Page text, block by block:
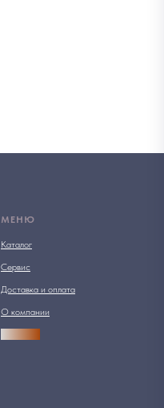
МЕНЮ
Каталог
Сервис
Доставка и оплата
О компании